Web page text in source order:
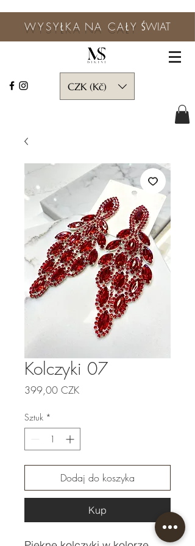
WYSYŁKA NA CAŁY ŚWIAT
CZK (Kč)
Kolczyki 07
399,00 CZKCena
Sztuk *
Dodaj do koszyka
Kup